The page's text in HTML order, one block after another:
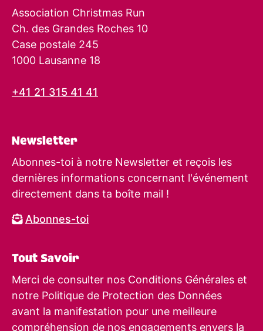
Association Christmas Run
Ch. des Grandes Roches 10
Case postale 245
1000 Lausanne 18
+41 21 315 41 41
Newsletter
Abonnes-toi à notre Newsletter et reçois les
dernières informations concernant l'événement
directement dans ta boîte mail !
Abonnes-toi
Tout Savoir
Merci de consulter nos Conditions Générales et
notre Politique de Protection des Données
avant la manifestation pour une meilleure
compréhension de nos engagements envers la